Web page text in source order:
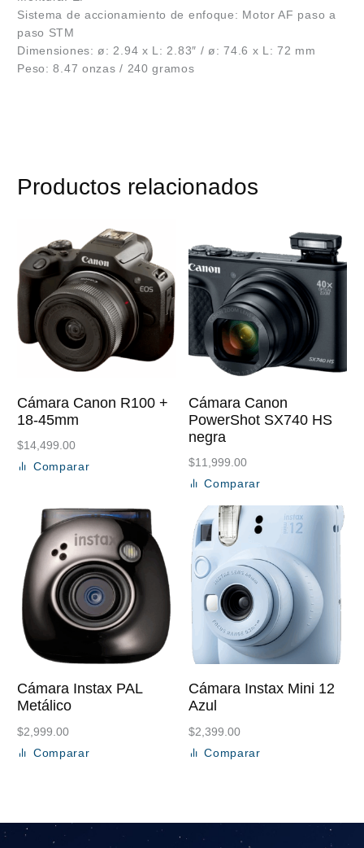
Sistema de accionamiento de enfoque: Motor AF paso a
paso STM
Dimensiones: ø: 2.94 x L: 2.83″ / ø: 74.6 x L: 72 mm
Peso: 8.47 onzas / 240 gramos
Productos relacionados
Cámara Canon R100 +
18-45mm
$14,499.00
Añadir al carrito
Comparar
Cámara Canon
PowerShot SX740 HS
negra
$11,999.00
Añadir al carrito
Comparar
Cámara Instax PAL
Metálico
$2,999.00
Añadir al carrito
Comparar
Cámara Instax Mini 12
Azul
$2,399.00
Añadir al carrito
Comparar